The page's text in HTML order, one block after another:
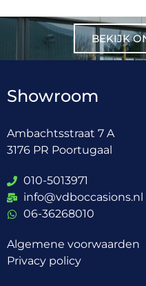
BEKIJK
Showroom
Ambachtsstraat 7 A
3176 PR Poortugaal
010-5013971
info@vdboccasions.nl
06-36268010
Algemene voorwaarden
Privacy policy